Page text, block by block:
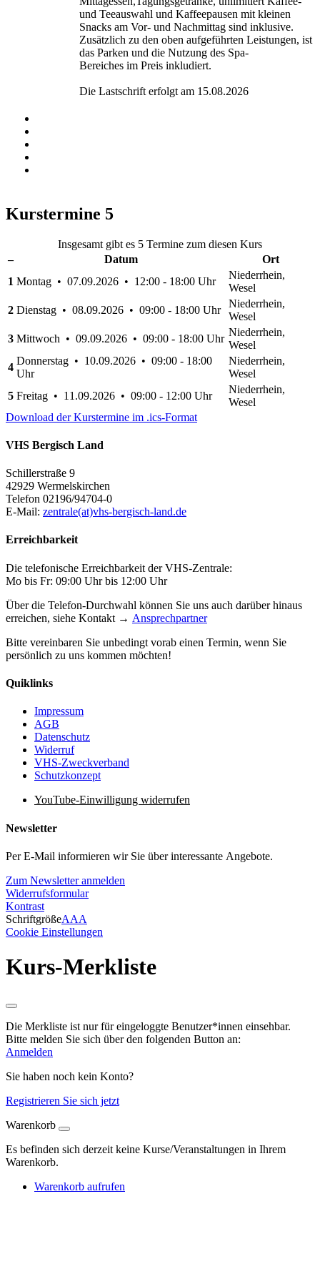
und Teeauswahl und Kaffeepausen mit kleinen
Snacks am Vor- und Nachmittag sind inklusive.
Zusätzlich zu den oben aufgeführten Leistungen, ist
das Parken und die Nutzung des Spa-
Bereiches im Preis inkludiert.
Die Lastschrift erfolgt am 15.08.2026
Kurstermine 5
Insgesamt gibt es 5 Termine zum diesen Kurs
–
Datum
Ort
1 Montag • 07.09.2026 • 12:00 - 18:00 Uhr
Niederrhein,
Wesel
2 Dienstag • 08.09.2026 • 09:00 - 18:00 Uhr
Niederrhein,
Wesel
3 Mittwoch • 09.09.2026 • 09:00 - 18:00 Uhr
Niederrhein,
Wesel
4
Donnerstag • 10.09.2026 • 09:00 - 18:00
Uhr
Niederrhein,
Wesel
5 Freitag • 11.09.2026 • 09:00 - 12:00 Uhr
Niederrhein,
Wesel
Download der Kurstermine im .ics-Format
VHS Bergisch Land
Schillerstraße 9
42929 Wermelskirchen
Telefon 02196/94704-0
E-Mail: zentrale(at)vhs-bergisch-land.de
Erreichbarkeit
Die telefonische Erreichbarkeit der VHS-Zentrale:
Mo bis Fr: 09:00 Uhr bis 12:00 Uhr
Über die Telefon-Durchwahl können Sie uns auch darüber hinaus
erreichen, siehe Kontakt → Ansprechpartner
Bitte vereinbaren Sie unbedingt vorab einen Termin, wenn Sie
persönlich zu uns kommen möchten!
Quiklinks
Impressum
AGB
Datenschutz
Widerruf
VHS-Zweckverband
Schutzkonzept
YouTube-Einwilligung widerrufen
Newsletter
Per E-Mail informieren wir Sie über interessante Angebote.
Zum Newsletter anmelden
Widerrufsformular
Kontrast
SchriftgrößeAAA
Cookie Einstellungen
Kurs-Merkliste
Die Merkliste ist nur für eingeloggte Benutzer*innen einsehbar.
Bitte melden Sie sich über den folgenden Button an:
Anmelden
Sie haben noch kein Konto?
Registrieren Sie sich jetzt
Warenkorb
Es befinden sich derzeit keine Kurse/Veranstaltungen in Ihrem
Warenkorb.
Warenkorb aufrufen